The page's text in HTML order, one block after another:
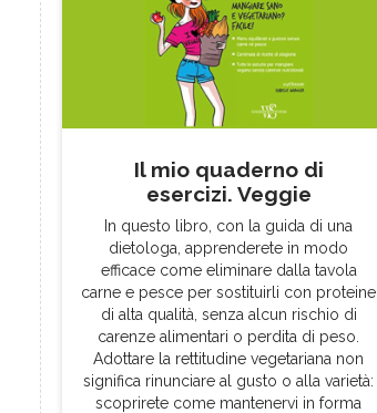
Il mio quaderno di
esercizi. Veggie
In questo libro, con la guida di una
dietologa, apprenderete in modo
efficace come eliminare dalla tavola
carne e pesce per sostituirli con proteine
di alta qualità, senza alcun rischio di
carenze alimentari o perdita di peso.
Adottare la rettitudine vegetariana non
significa rinunciare al gusto o alla varietà:
scoprirete come mantenervi in forma